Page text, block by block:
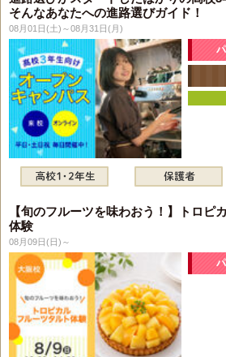
そんなあなたへの進路選びガイド！
08月01日(土)～08月31日(月)
【旬のフルーツを味わおう！】トロピ
体験
08月09日(日)～